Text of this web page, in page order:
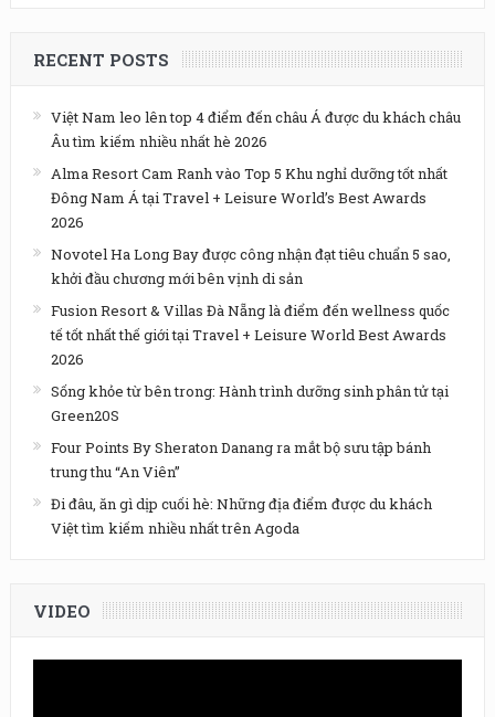
RECENT POSTS
Việt Nam leo lên top 4 điểm đến châu Á được du khách châu
Âu tìm kiếm nhiều nhất hè 2026
Alma Resort Cam Ranh vào Top 5 Khu nghỉ dưỡng tốt nhất
Đông Nam Á tại Travel + Leisure World’s Best Awards
2026
Novotel Ha Long Bay được công nhận đạt tiêu chuẩn 5 sao,
khởi đầu chương mới bên vịnh di sản
Fusion Resort & Villas Đà Nẵng là điểm đến wellness quốc
tế tốt nhất thế giới tại Travel + Leisure World Best Awards
2026
Sống khỏe từ bên trong: Hành trình dưỡng sinh phân tử tại
Green20S
Four Points By Sheraton Danang ra mắt bộ sưu tập bánh
trung thu “An Viên”
Đi đâu, ăn gì dịp cuối hè: Những địa điểm được du khách
Việt tìm kiếm nhiều nhất trên Agoda
VIDEO